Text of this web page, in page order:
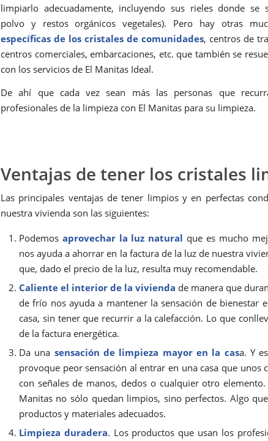
limpiarlo adecuadamente, incluyendo sus rieles donde se
polvo y restos orgánicos vegetales). Pero hay otras
específicas de los cristales de comunidades, centros de
centros comerciales, embarcaciones, etc. que también se
con los servicios de El Manitas Ideal.
De ahí que cada vez sean más las personas que
profesionales de la limpieza con El Manitas para su limpieza.
Ventajas de tener los cristales
Las principales ventajas de tener limpios y en perfectas
nuestra vivienda son las siguientes:
Podemosaprovechar la luz natural que es mucho
nos ayuda a ahorrar en la factura de la luz de nuestra
que, dado el precio de la luz, resulta muy recomendable.
Caliente el interior de la vivienda de manera que
de frío nos ayuda a mantener la sensación de bienestar
casa, sin tener que recurrir a la calefacción. Lo que
de la factura energética.
Da una sensación de limpieza mayor en la casa. Y
provoque peor sensación al entrar en una casa que unos
con señales de manos, dedos o cualquier otro
Manitas no sólo quedan limpios, sino perfectos. Algo
productos y materiales adecuados.
Limpieza duradera. Los productos que usan los